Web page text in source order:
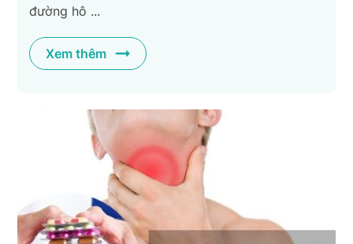
đường hô ...
Xem thêm